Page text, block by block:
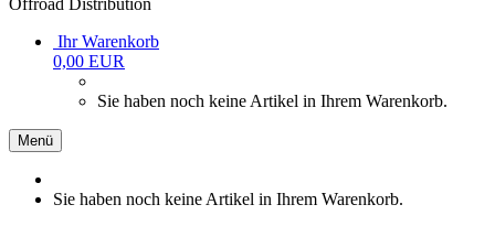
Offroad Distribution
Ihr Warenkorb
0,00 EUR
Sie haben noch keine Artikel in Ihrem Warenkorb.
Menü
Sie haben noch keine Artikel in Ihrem Warenkorb.